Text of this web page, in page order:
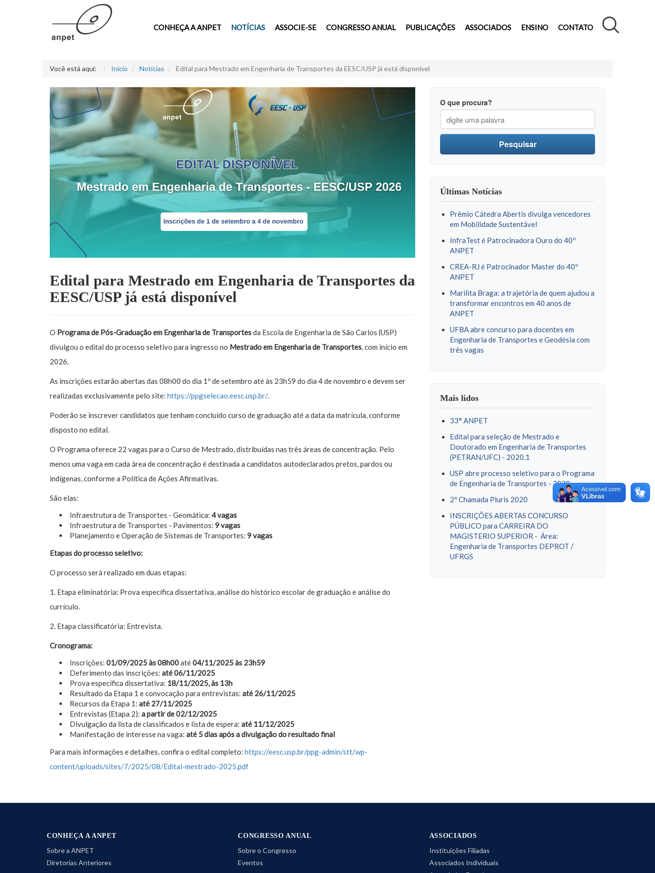
CONHEÇA A ANPET NOTÍCIAS ASSOCIE-SE CONGRESSO ANUAL PUBLICAÇÕES ASSOCIADOS ENSINO CONTATO
Você está aqui: Início Notícias Edital para Mestrado em Engenharia de Transportes da EESC/USP já está disponível
Edital para Mestrado em Engenharia de Transportes da
EESC/USP já está disponível
O Programa de Pós-Graduação em Engenharia de Transportesda Escola de Engenharia de São Carlos (USP)
divulgou o edital do processo seletivo para ingresso no Mestrado em Engenharia de Transportes, com início em
2026.
As inscrições estarão abertas das 08h00 do dia 1º de setembro até às 23h59 do dia 4 de novembro e devem ser
realizadas exclusivamente pelo site: https://ppgselecao.eesc.usp.br/.
Poderão se inscrever candidatos que tenham concluído curso de graduação até a data da matrícula, conforme
disposto no edital.
O Programa oferece 22 vagas para o Curso de Mestrado, distribuídas nas três áreas de concentração. Pelo
menos uma vaga em cada área de concentração é destinada a candidatos autodeclarados pretos, pardos ou
indígenas, conforme a Política de Ações Afirmativas.
São elas:
Infraestrutura de Transportes - Geomática: 4 vagas
Infraestrutura de Transportes - Pavimentos: 9 vagas
Planejamento e Operação de Sistemas de Transportes: 9 vagas
Etapas do processo seletivo:
O processo será realizado em duas etapas:
1. Etapa eliminatória: Prova específica dissertativa, análise do histórico escolar de graduação e análise do
currículo.
2. Etapa classificatória: Entrevista.
Cronograma:
Inscrições: 01/09/2025 às 08h00até04/11/2025 às 23h59
Deferimento das inscrições: até 06/11/2025
Prova específica dissertativa: 18/11/2025, às 13h
Resultado da Etapa 1 e convocação para entrevistas: até 26/11/2025
Recursos da Etapa 1: até 27/11/2025
Entrevistas (Etapa 2): a partir de 02/12/2025
Divulgação da lista de classificados e lista de espera: até 11/12/2025
Manifestação de interesse na vaga: até 5 dias após a divulgação do resultado final
Para mais informações e detalhes, confira o edital completo: https://eesc.usp.br/ppg-admin/stt/wp-
content/uploads/sites/7/2025/08/Edital-mestrado-2025.pdf
O que procura?
Pesquisar
Últimas Notícias
Prêmio Cátedra Abertis divulga vencedores
em Mobilidade Sustentável
InfraTest é Patrocinadora Ouro do 40º
ANPET
CREA-RJ é Patrocinador Master do 40º
ANPET
Marilita Braga: a trajetória de quem ajudou a
transformar encontros em 40 anos de
ANPET
UFBA abre concurso para docentes em
Engenharia de Transportes e Geodésia com
três vagas
Mais lidos
33° ANPET
Edital para seleção de Mestrado e
Doutorado em Engenharia de Transportes
(PETRAN/UFC) - 2020.1
USP abre processo seletivo para o Programa
de Engenharia de Transportes - 2020
2ª Chamada Pluris 2020
INSCRIÇÕES ABERTAS CONCURSO
PÚBLICO para CARREIRA DO
MAGISTERIO SUPERIOR - Área:
Engenharia de Transportes DEPROT /
UFRGS
CONHEÇA A ANPET
Sobre a ANPET
Diretorias Anteriores
CONGRESSO ANUAL
Sobre o Congresso
Eventos
ASSOCIADOS
Instituições Filiadas
Associados Individuais